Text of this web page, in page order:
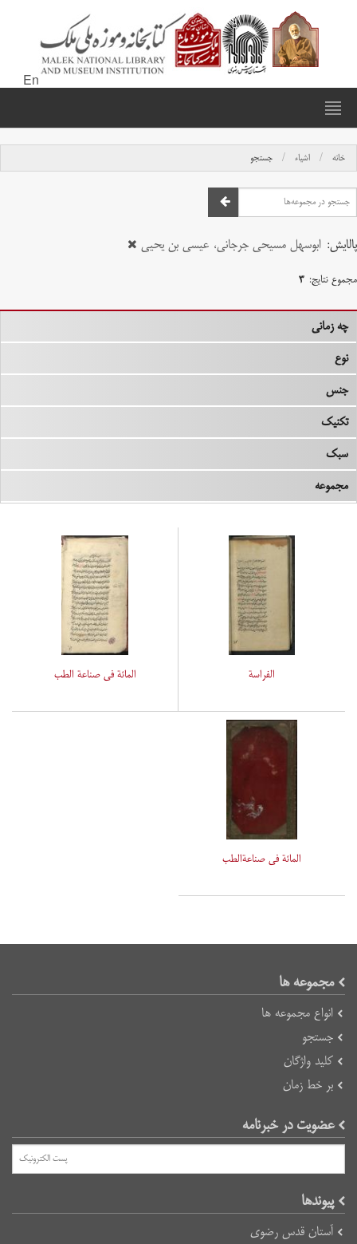
En
خانه اشیاء جستجو
پالایش: ابوسهل مسیحی جرجانی، عیسی بن یحیی
مجموع نتایج: ۳
چه زمانی
نوع
جنس
تکنیک
سبک
مجموعه
الفراسة المائة فی صناعة الطّب
المائة فی صناعةالطب
مجموعه ها
انواع مجموعه ها
جستجو
کلید واژگان
بر خط زمان
عضویت در خبرنامه
پیوند‌ها
آستان قدس رضوی